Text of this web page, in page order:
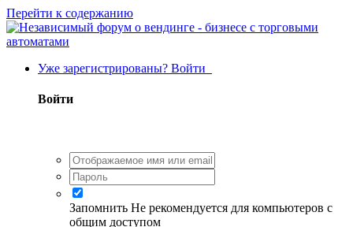
Перейти к содержанию
Уже зарегистрированы? Войти
Войти
Запомнить Не рекомендуется для компьютеров с
общим доступом